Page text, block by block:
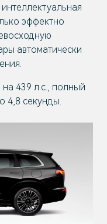
эффектно
автоматически
439 л.с., полный
4,8 секунды.